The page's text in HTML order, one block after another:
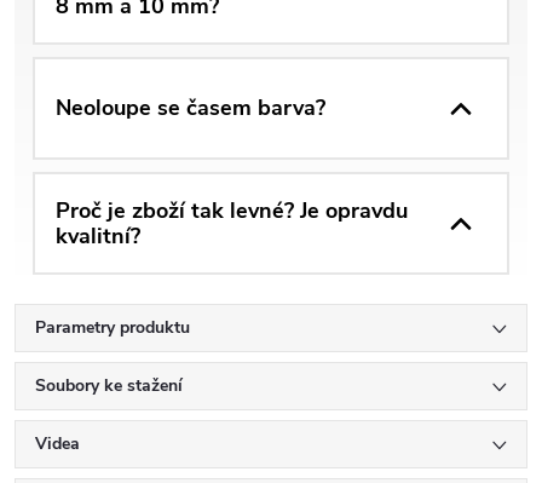
8 mm a 10 mm?
Neoloupe se časem barva?
Proč je zboží tak levné? Je opravdu
kvalitní?
Parametry produktu
Soubory ke stažení
Videa